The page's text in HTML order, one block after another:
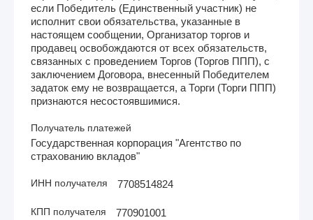
если Победитель (Единственный участник) не
исполнит свои обязательства, указанные в
настоящем сообщении, Организатор торгов и
продавец освобождаются от всех обязательств,
связанных с проведением Торгов (Торгов ППП), с
заключением Договора, внесенный Победителем
задаток ему не возвращается, а Торги (Торги ППП)
признаются несостоявшимися.
Получатель платежей
Государственная корпорация "Агентство по
страхованию вкладов"
ИНН получателя 7708514824
КПП получателя 770901001